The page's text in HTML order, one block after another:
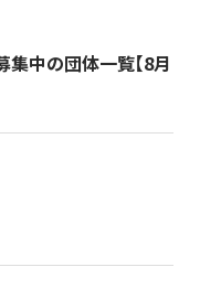
中の団体一覧【8月